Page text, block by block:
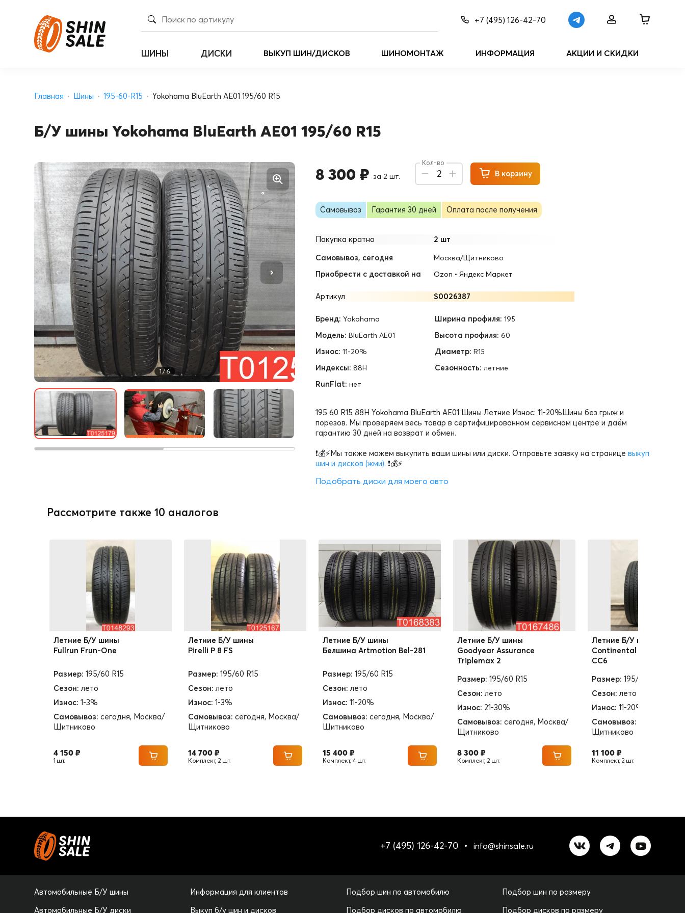
+7 (495) 126-42-70
ШИНЫ ДИСКИ ВЫКУП ШИН/ДИСКОВ ШИНОМОНТАЖ ИНФОРМАЦИЯ АКЦИИ И СКИДКИ
Главная Шины 195-60-R15 Yokohama BluEarth AE01 195/60 R15
Б/У шины Yokohama BluEarth AE01 195/60 R15
1 /6
8 300 ₽ за 2 шт.
Кол-во
2 В корзину
Самовывоз Гарантия 30 дней Оплата после получения
Покупка кратно
2 шт
Самовывоз, сегодня
Москва/Щитниково
Приобрести с доставкой на Ozon • Яндекс Маркет
Артикул S0026387
Бренд: Yokohama Ширина профиля: 195
Модель: BluEarth AE01 Высота профиля: 60
Износ: 11-20% Диаметр: R15
Индексы: 88H Сезонность: летние
RunFlat: нет
195 60 R15 88H Yokohama BluEarth AE01 Шины Летние Износ: 11-20%Шины без грыж и
порезов. Мы проверяем весь товар в сертифицированном сервисном центре и даём
гарантию 30 дней на возврат и обмен.
❗💰⚡Мы также можем выкупить ваши шины или диски. Отправьте заявку на странице выкуп
шин и дисков (жми). ❗💰⚡
Подобрать диски для моего авто
Рассмотрите также 10 аналогов
Летние Б/У шины
Fullrun Frun-One
Размер: 195/60 R15
Сезон: лето
Износ: 1-3%
Самовывоз: сегодня, Москва/
Щитниково
4 150 ₽
1 шт.
Летние Б/У шины
Pirelli P 8 FS
Размер: 195/60 R15
Сезон: лето
Износ: 1-3%
Самовывоз: сегодня, Москва/
Щитниково
14 700 ₽
Комплект, 2 шт.
Летние Б/У шины
Белшина Artmotion Bel-281
Размер: 195/60 R15
Сезон: лето
Износ: 11-20%
Самовывоз: сегодня, Москва/
Щитниково
15 400 ₽
Комплект, 4 шт.
Летние Б/У шины
Goodyear Assurance
Triplemax 2
Размер: 195/60 R15
Сезон: лето
Износ: 21-30%
Самовывоз: сегодня, Москва/
Щитниково
8 300 ₽
Комплект, 2 шт.
Летние Б/У шины
Continental
CC6
Размер: 195/60 R15
Сезон: лето
Износ: 11-20%
Самовывоз:
Щитниково
11 100 ₽
Комплект, 2 шт.
+7 (495) 126-42-70 info@shinsale.ru
Автомобильные Б/У шины
Автомобильные Б/У диски
Информация для клиентов
Выкуп б/у шин и дисков
Подбор шин по автомобилю
Подбор дисков по автомобилю
Подбор шин по размеру
Подбор дисков по размеру